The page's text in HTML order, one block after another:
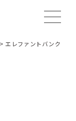
>エレファントバンク